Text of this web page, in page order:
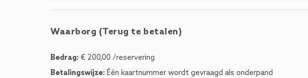
Waarborg (Terug te betalen)
Bedrag: € 200,00 /reservering
Betalingswijze: Één kaartnummer wordt gevraagd als onderpand